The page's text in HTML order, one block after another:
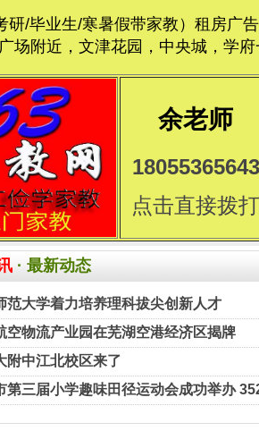
研/毕业生/寒暑假带家教）租房广
场附近，文津花园，中央城，学
余老师
18055365643
点击直接拨打
· 最新动态
范大学着力培养理科拔尖创新人才
空物流产业园在芜湖空港经济区揭牌
附中江北校区来了
第三届小学趣味田径运动会成功举办